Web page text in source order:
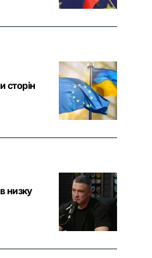
сторін
низку